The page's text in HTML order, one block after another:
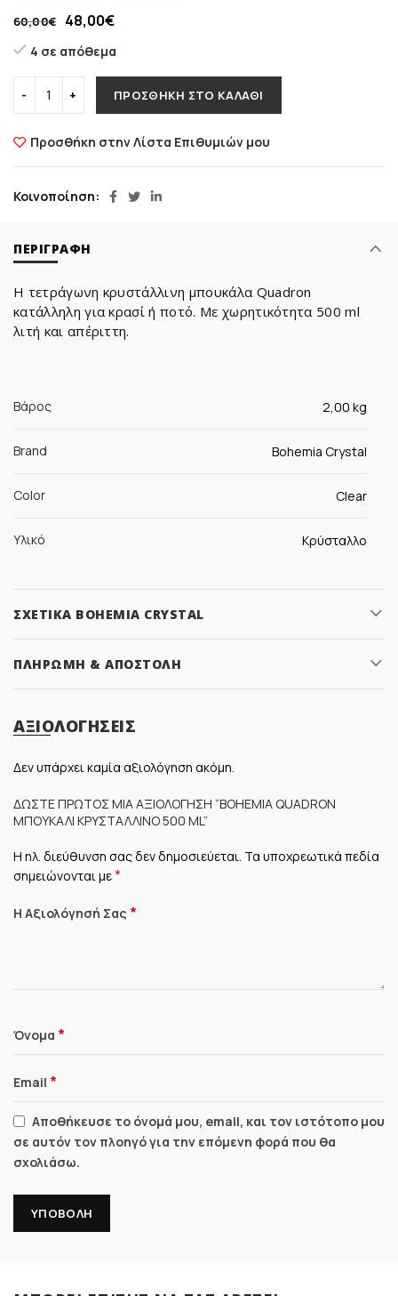
60,00€ 48,00€
4 σε απόθεμα
ΠΡΟΣΘΉΚΗ ΣΤΟ ΚΑΛΆΘΙ
Προσθήκη στην Λίστα Επιθυμιών μου
Κοινοποίηση
ΠΕΡΙΓΡΑΦΉ
Η τετράγωνη κρυστάλλινη μπουκάλα Quadron
κατάλληλη για κρασί ή ποτό. Με χωρητικότητα 500 ml
λιτή και απέριττη.
Βάρος 2,00 kg
Brand Bohemia Crystal
Color Clear
Υλικό Κρύσταλλο
ΣΧΕΤΙΚΆ BOHEMIA CRYSTAL
ΠΛΗΡΩΜΉ & ΑΠΟΣΤΟΛΉ
ΑΞΙΟΛΟΓΉΣΕΙΣ
Δεν υπάρχει καμία αξιολόγηση ακόμη.
ΔΏΣΤΕ ΠΡΏΤΟΣ ΜΊΑ ΑΞΙΟΛΌΓΗΣΗ “BOHEMIA QUADRON
ΜΠΟΥΚΆΛΙ ΚΡΥΣΤΆΛΛΙΝΟ 500 ML”
Η ηλ. διεύθυνση σας δεν δημοσιεύεται. Τα υποχρεωτικά πεδία
σημειώνονται με*
Η Αξιολόγησή Σας *
Όνομα *
Email *
Αποθήκευσε το όνομά μου, email, και τον ιστότοπο μου
σε αυτόν τον πλοηγό για την επόμενη φορά που θα
σχολιάσω.